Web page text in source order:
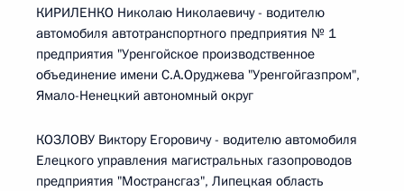
КИРИЛЕНКО Николаю Николаевичу - водителю
автомобиля автотранспортного предприятия № 1
предприятия "Уренгойское производственное
объединение имени С.А.Оруджева "Уренгойгазпром",
Ямало-Ненецкий автономный округ
КОЗЛОВУ Виктору Егоровичу - водителю автомобиля
Елецкого управления магистральных газопроводов
предприятия "Мострансгаз", Липецкая область